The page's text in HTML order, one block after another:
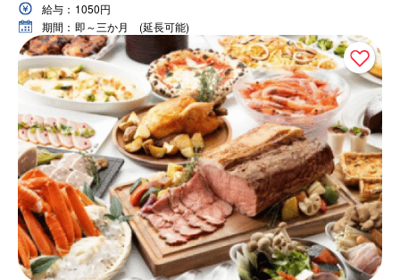
給与： 1050円
期間： 即～三か月 (延長可能)